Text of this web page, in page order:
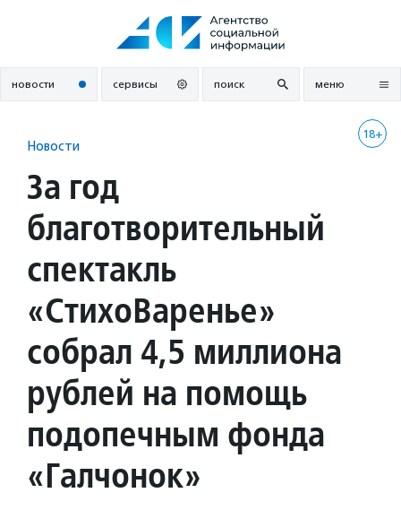
новости сервисы поиск меню
18+
Новости
За год
благотворительный
спектакль
«СтихоВаренье»
собрал 4,5 миллиона
рублей на помощь
подопечным фонда
«Галчонок»